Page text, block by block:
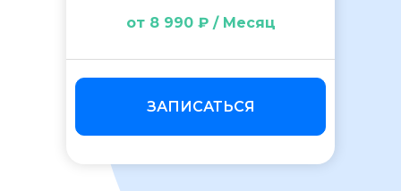
от 8 990 ₽ / Месяц
ЗАПИСАТЬСЯ